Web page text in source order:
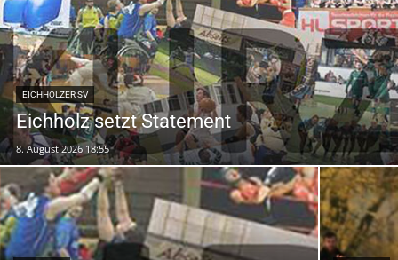
EICHHOLZER SV
Eichholz setzt Statement
8. August 2026 18:55